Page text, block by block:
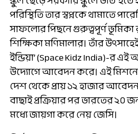
পরিস্থিতি তার স্বপ্নকে থামাতে
সাফল্যের পিছনে গুরুত্বপূর্ণ ভূমিকা
শিক্ষিকা মণিমালার। তাঁর
ইন্ডিয়া’ (Space Kidz India)-র
উদ্যোগে আবেদন করে। এই
দেশ থেকে প্রায় ১২ হাজার
বাছাই প্রক্রিয়ার পর ভারতের ২০
মধ্যে জায়গা করে নেয় জেসি।